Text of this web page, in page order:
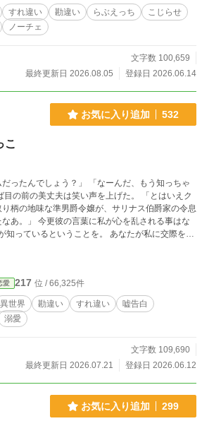
て――。 経験豊富（？）とうわさの騎士がつよが
の女魔法使いを甘やかしたり愛したりするおはな
ルズ（コンテスト応募中）、エブリスタ
すれ違い 勘違い らぶえっち
こじらせ
ノーチェ
文字数 100,659
最終更新日 2026.08.05
登録日 2026.06.14
お気に入り追加 532
こ
？」 「なーんだ、もう知っちゃ
柄の地味な準男爵令嬢が、サリナス伯爵家の令息
乱される事はな
事も、 貴族に罰ゲームを仕掛けるのはまずいか
選んだ事も、 難易度を上げるために大真面目な
な女でも攻略できると悪友たちに見せつけたか
愛 217 位 / 66,325件
異世界 勘違い すれ違い
嘘告白
溺愛
文字数 109,690
最終更新日 2026.07.21
登録日 2026.06.12
お気に入り追加 299